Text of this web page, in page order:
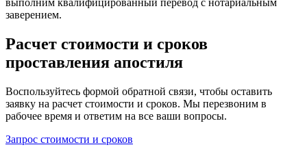
заверением.
Расчет стоимости и сроков
проставления апостиля
Воспользуйтесь формой обратной связи, чтобы оставить
заявку на расчет стоимости и сроков. Мы перезвоним в
рабочее время и ответим на все ваши вопросы.
Запрос стоимости и сроков